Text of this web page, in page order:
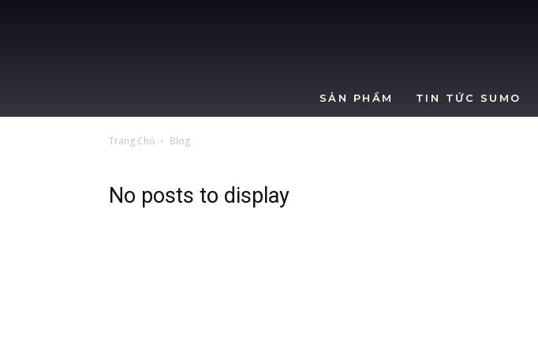
SẢN PHẨM TIN TỨC SUMO
Trang Chủ Blog
No posts to display